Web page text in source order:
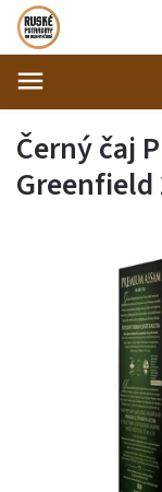
Černý čaj
Greenfield